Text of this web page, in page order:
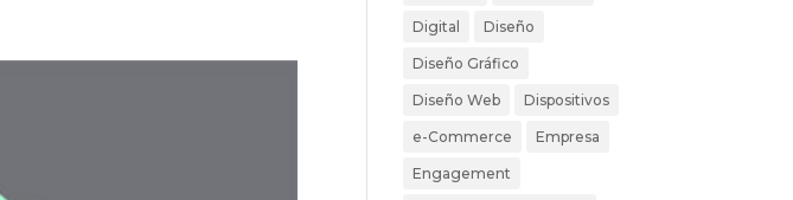
Digital Diseño
Diseño Gráfico
Diseño Web Dispositivos
e-Commerce Empresa
Engagement